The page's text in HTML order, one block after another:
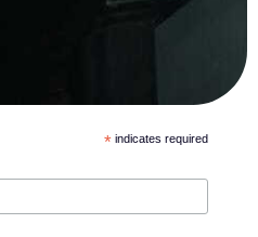
* indicates required